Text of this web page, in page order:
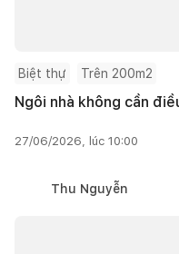
Biệt thự Trên 200m2
Ngôi nhà không cần
27/06/2026, lúc 10:00
Thu Nguyễn